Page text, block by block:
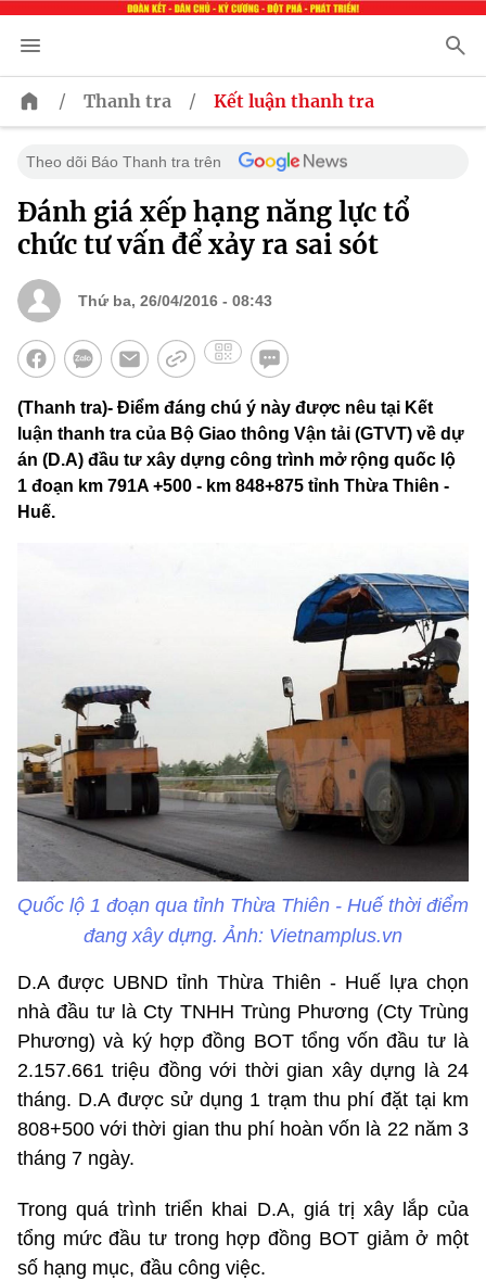
/ Thanh tra / Kết luận thanh tra
Theo dõi Báo Thanh tra trên
Đánh giá xếp hạng năng lực tổ
chức tư vấn để xảy ra sai sót
Thứ ba, 26/04/2016 - 08:43
(Thanh tra)- Điểm đáng chú ý này được nêu tại Kết
luận thanh tra của Bộ Giao thông Vận tải (GTVT) về dự
án (D.A) đầu tư xây dựng công trình mở rộng quốc lộ
1 đoạn km 791A +500 - km 848+875 tỉnh Thừa Thiên -
Huế.
Quốc lộ 1 đoạn qua tỉnh Thừa Thiên - Huế thời điểm
đang xây dựng. Ảnh: Vietnamplus.vn
D.A được UBND tỉnh Thừa Thiên - Huế lựa chọn
nhà đầu tư là Cty TNHH Trùng Phương (Cty Trùng
Phương) và ký hợp đồng BOT tổng vốn đầu tư là
2.157.661 triệu đồng với thời gian xây dựng là 24
tháng. D.A được sử dụng 1 trạm thu phí đặt tại km
808+500 với thời gian thu phí hoàn vốn là 22 năm 3
tháng 7 ngày.
Trong quá trình triển khai D.A, giá trị xây lắp của
tổng mức đầu tư trong hợp đồng BOT giảm ở một
số hạng mục, đầu công việc.